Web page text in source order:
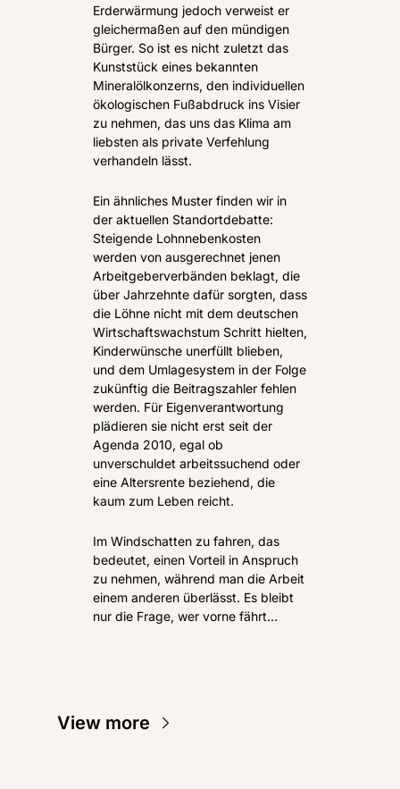
Erderwärmung jedoch verweist er
gleichermaßen auf den mündigen
Bürger. So ist es nicht zuletzt das
Kunststück eines bekannten
Mineralölkonzerns, den individuellen
ökologischen Fußabdruck ins Visier
zu nehmen, das uns das Klima am
liebsten als private Verfehlung
verhandeln lässt.
Ein ähnliches Muster finden wir in
der aktuellen Standortdebatte:
Steigende Lohnnebenkosten
werden von ausgerechnet jenen
Arbeitgeberverbänden beklagt, die
über Jahrzehnte dafür sorgten, dass
die Löhne nicht mit dem deutschen
Wirtschaftswachstum Schritt hielten,
Kinderwünsche unerfüllt blieben,
und dem Umlagesystem in der Folge
zukünftig die Beitragszahler fehlen
werden. Für Eigenverantwortung
plädieren sie nicht erst seit der
Agenda 2010, egal ob
unverschuldet arbeitssuchend oder
eine Altersrente beziehend, die
kaum zum Leben reicht.
Im Windschatten zu fahren, das
bedeutet, einen Vorteil in Anspruch
zu nehmen, während man die Arbeit
einem anderen überlässt. Es bleibt
nur die Frage, wer vorne fährt…
View more